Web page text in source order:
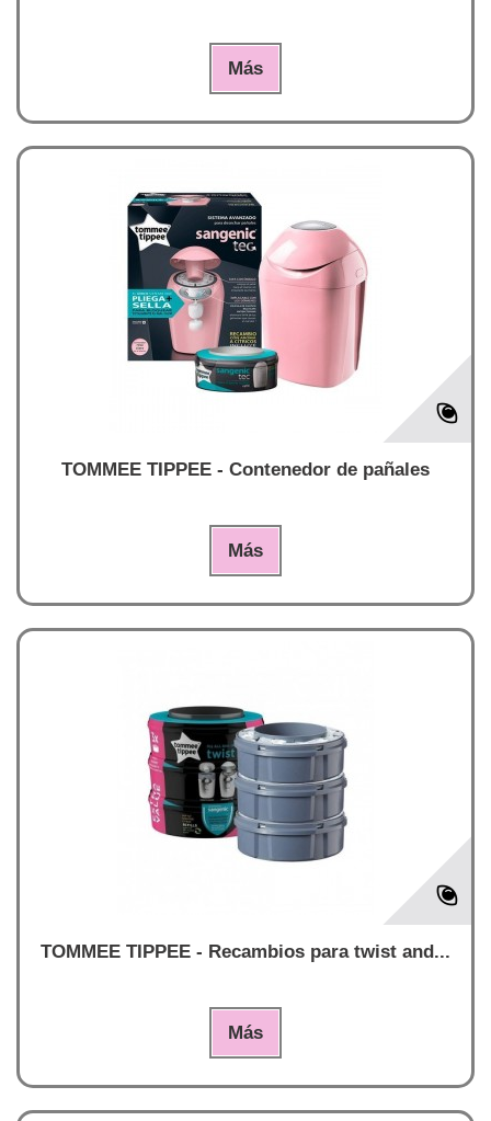
Más
TOMMEE TIPPEE - Contenedor de pañales
Más
TOMMEE TIPPEE - Recambios para twist and...
Más